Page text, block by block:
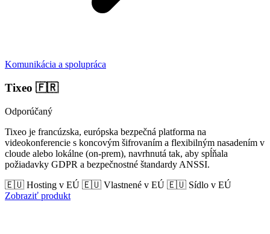
Komunikácia a spolupráca
Tixeo 🇫🇷
Odporúčaný
Tixeo je francúzska, európska bezpečná platforma na
videokonferencie s koncovým šifrovaním a flexibilným nasadením v
cloude alebo lokálne (on-prem), navrhnutá tak, aby spĺňala
požiadavky GDPR a bezpečnostné štandardy ANSSI.
🇪🇺 Hosting v EÚ 🇪🇺 Vlastnené v EÚ 🇪🇺 Sídlo v EÚ
Zobraziť produkt